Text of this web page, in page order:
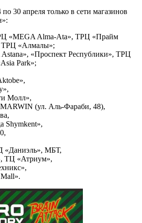
по 30 апреля только в сети магазинов
«MEGA Alma-Ata», ТРЦ «Прайм
«Алмалы»;
«Проспект Республики», ТРЦ
Park»;
Молл»,
(ул. Аль-Фараби, 48),
Shymkent»,
«Даниэль», МБТ,
ТЦ «Атриум»,